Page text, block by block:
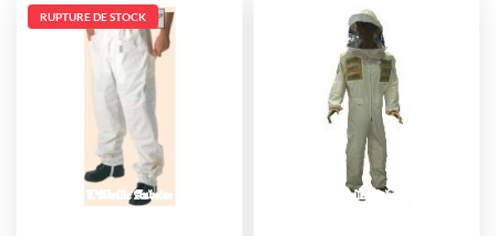
RUPTURE DE STOCK